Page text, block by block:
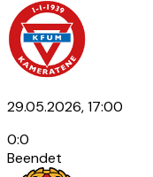
29.05.2026, 17:00
0:0
Beendet